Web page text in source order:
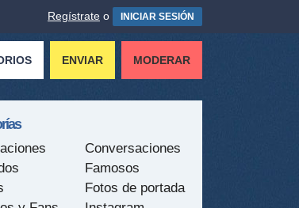
Regístrate o INICIAR SESIÓN
ENVIAR MODERAR
Conversaciones
Famosos
Fotos de portada